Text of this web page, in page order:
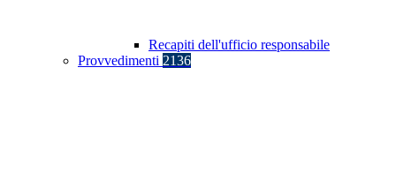
Recapiti dell'ufficio responsabile
Provvedimenti 2136